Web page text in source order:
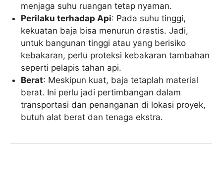
menjaga suhu ruangan tetap nyaman.
Perilaku terhadap Api: Pada suhu tinggi,
kekuatan baja bisa menurun drastis. Jadi,
untuk bangunan tinggi atau yang berisiko
kebakaran, perlu proteksi kebakaran tambahan
seperti pelapis tahan api.
Berat: Meskipun kuat, baja tetaplah material
berat. Ini perlu jadi pertimbangan dalam
transportasi dan penanganan di lokasi proyek,
butuh alat berat dan tenaga ekstra.